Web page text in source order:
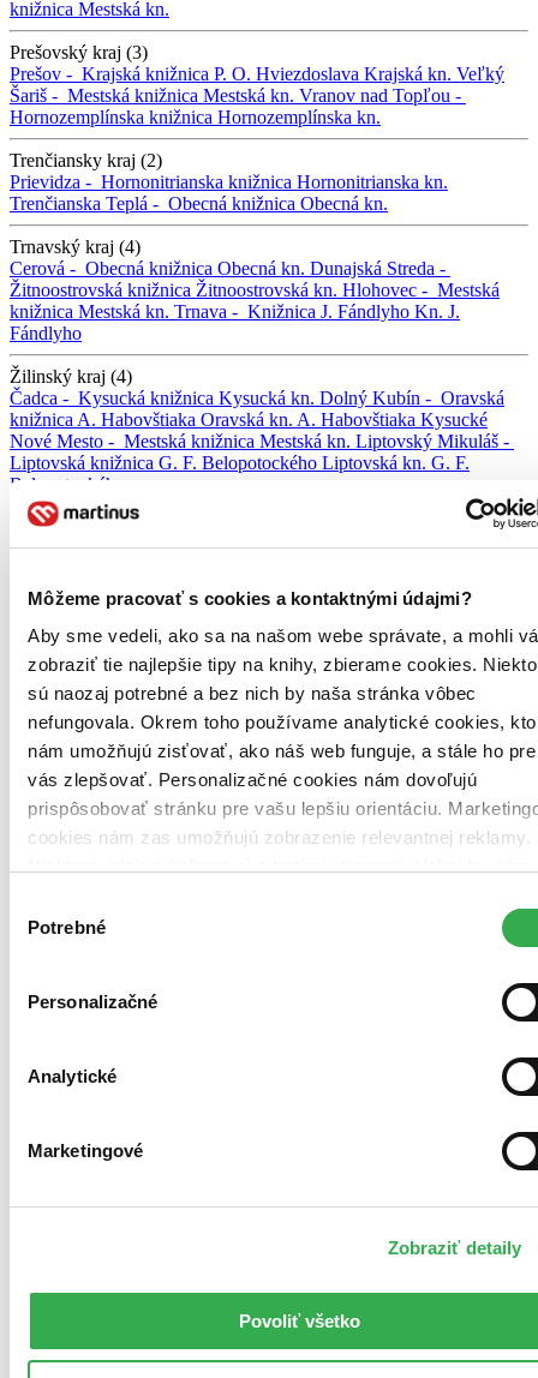
Môžeme pracovať s cookies a kontaktnými údajmi?
Aby sme vedeli, ako sa na našom webe správate, a mohli
zobraziť tie najlepšie tipy na knihy, zbierame cookies.
sú naozaj potrebné a bez nich by naša stránka vôbec
nefungovala. Okrem toho používame analytické cookies,
nám umožňujú zisťovať, ako náš web funguje, a stále ho pre
vás zlepšovať. Personalizačné cookies nám dovoľujú
prispôsobovať stránku pre vašu lepšiu orientáciu.
cookies nám zas umožňujú zobrazenie relevantnej reklamy.
Ďakujeme!
súhlasu
Potrebné
Personalizačné
Analytické
Marketingové
Zobraziť detaily
Povoliť všetko
knižnica Mestská kn.
Prešovský kraj (3)
Prešov - Krajská knižnica P. O. Hviezdoslava Krajská kn. Veľký
Šariš - Mestská knižnica Mestská kn. Vranov nad Topľou -
Hornozemplínska knižnica Hornozemplínska kn.
Trenčiansky kraj (2)
Prievidza - Hornonitrianska knižnica Hornonitrianska kn.
Trenčianska Teplá - Obecná knižnica Obecná kn.
Trnavský kraj (4)
Cerová - Obecná knižnica Obecná kn. Dunajská Streda -
Žitnoostrovská knižnica Žitnoostrovská kn. Hlohovec - Mestská
knižnica Mestská kn. Trnava - Knižnica J. Fándlyho Kn. J.
Fándlyho
Žilinský kraj (4)
Čadca - Kysucká knižnica Kysucká kn. Dolný Kubín - Oravská
knižnica A. Habovštiaka Oravská kn. A. Habovštiaka Kysucké
Nové Mesto - Mestská knižnica Mestská kn. Liptovský Mikuláš -
Liptovská knižnica G. F. Belopotockého Liptovská kn. G. F.
Belopotockého
Banskobystrický kraj (0)
Zdroj informácií:Infogate.sk . Údaje hovoria o tom, že kniha je v
evidencii danej knižnice, môže však už byť aktuálne požičaná. Tu
nájdete
zoznam všetkých viac ako 200 slovenských knižníc
ktorých máme údaje.
Ďalšie knižné vydania (61)